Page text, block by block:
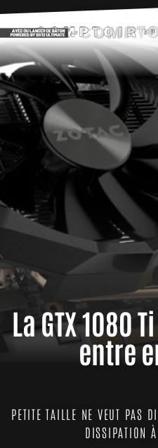
La GTX 1080
entre
PETITE TAILLE NE VEUT PAS
DISSIPATION